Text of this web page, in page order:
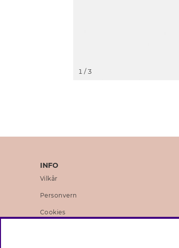
1 / 3
INFO
Vilkår
Personvern
Cookies